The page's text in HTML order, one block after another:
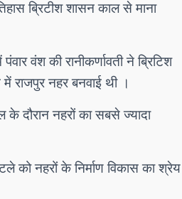
ब्रिटीश शासन काल से माना
वंश की रानीकर्णावती ने ब्रिटिश
राजपुर नहर बनवाई थी ।
के दौरान नहरों का सबसे ज्यादा
को नहरों के निर्माण विकास का श्रेय